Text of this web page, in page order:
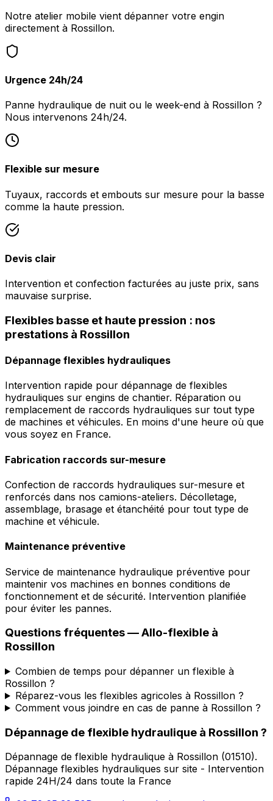
Notre atelier mobile vient dépanner votre engin
directement à Rossillon.
Urgence 24h/24
Panne hydraulique de nuit ou le week-end à Rossillon ?
Nous intervenons 24h/24.
Flexible sur mesure
Tuyaux, raccords et embouts sur mesure pour la basse
comme la haute pression.
Devis clair
Intervention et confection facturées au juste prix, sans
mauvaise surprise.
Flexibles basse et haute pression : nos
prestations à Rossillon
Dépannage flexibles hydrauliques
Intervention rapide pour dépannage de flexibles
hydrauliques sur engins de chantier. Réparation ou
remplacement de raccords hydrauliques sur tout type
de machines et véhicules. En moins d'une heure où que
vous soyez en France.
Fabrication raccords sur-mesure
Confection de raccords hydrauliques sur-mesure et
renforcés dans nos camions-ateliers. Décolletage,
assemblage, brasage et étanchéité pour tout type de
machine et véhicule.
Maintenance préventive
Service de maintenance hydraulique préventive pour
maintenir vos machines en bonnes conditions de
fonctionnement et de sécurité. Intervention planifiée
pour éviter les pannes.
Questions fréquentes —Allo-flexible à
Rossillon
Combien de temps pour dépanner un flexible à
Rossillon ?
Réparez-vous les flexibles agricoles à Rossillon ?
Comment vous joindre en cas de panne à Rossillon ?
Dépannage de flexible hydraulique à Rossillon ?
Dépannage de flexible hydraulique à Rossillon (01510).
Dépannage flexibles hydrauliques sur site - Intervention
rapide 24H/24 dans toute la France